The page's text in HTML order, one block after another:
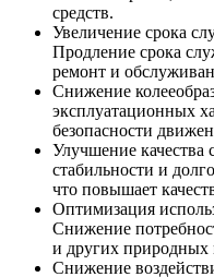
средств.
Увеличение срока
Продление срока
ремонт и
Снижение
эксплуатационных
безопасности
Улучшение качества
стабильности и
что повышает
Оптимизация
Снижение
и других природных
Снижение